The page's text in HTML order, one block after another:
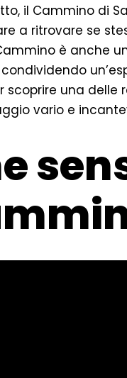
il Cammino di
a ritrovare se
è anche
scoprire una delle
vario e